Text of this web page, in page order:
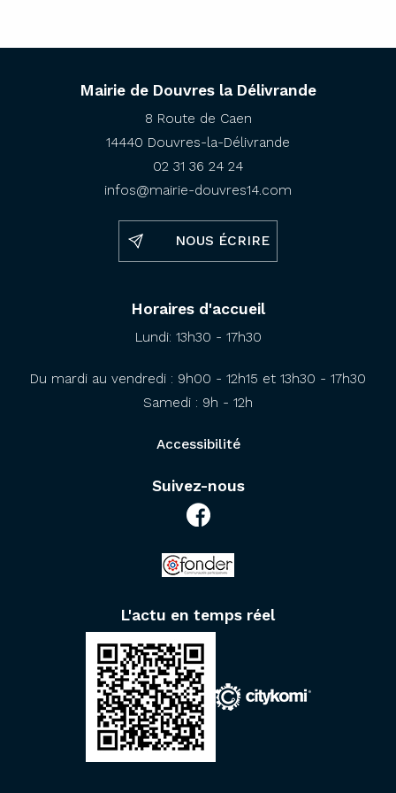
Mairie de Douvres la Délivrande
8 Route de Caen
14440 Douvres-la-Délivrande
02 31 36 24 24
infos@mairie-douvres14.com
NOUS ÉCRIRE
Horaires d'accueil
Lundi: 13h30 - 17h30
Du mardi au vendredi : 9h00 - 12h15 et 13h30 - 17h30
Samedi : 9h - 12h
Accessibilité
Suivez-nous
L'actu en temps réel